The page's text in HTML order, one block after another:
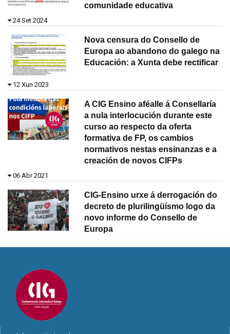
comunidade educativa
24 Set 2024
Nova censura do Consello de
Europa ao abandono do galego na
Educación: a Xunta debe rectificar
12 Xun 2023
A CIG Ensino aféalle á Consellaría
a nula interlocución durante este
curso ao respecto da oferta
formativa de FP, os cambios
normativos nestas ensinanzas e a
creación de novos CIFPs
06 Abr 2021
CIG-Ensino urxe á derrogación do
decreto de plurilingüísmo logo da
novo informe do Consello de
Europa